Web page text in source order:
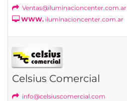
Ventas@iluminacioncenter.com.ar
WWW. iluminacioncenter.com.ar
Celsius Comercial
info@celsiuscomercial.com